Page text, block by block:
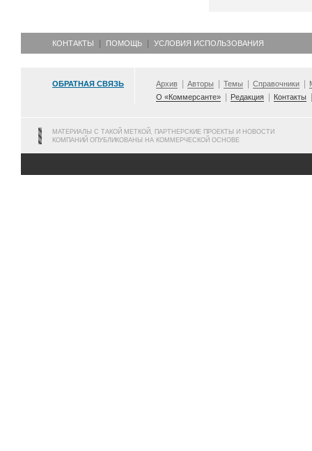
КОНТАКТЫ ПОМОЩЬ УСЛОВИЯ ИСПОЛЬЗОВАНИЯ
ОБРАТНАЯ СВЯЗЬ Архив Авторы Темы Справочники
О «Коммерсанте»
Редакция Контакты
МАТЕРИАЛЫ С ТАКОЙ МЕТКОЙ, ПАРТНЕРСКИЕ ПРОЕКТЫ И НОВОСТИ
КОМПАНИЙ ОПУБЛИКОВАНЫ НА КОММЕРЧЕСКОЙ ОСНОВЕ